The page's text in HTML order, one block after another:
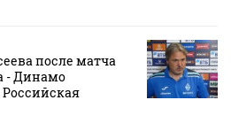
после матча
- Динамо